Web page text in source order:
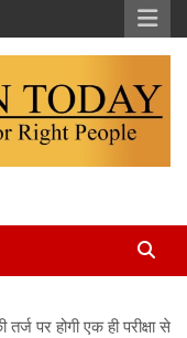
पर होगी एक ही परीक्षा से